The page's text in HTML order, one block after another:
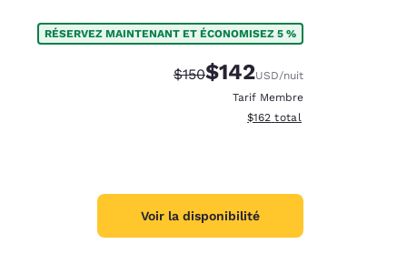
RÉSERVEZ MAINTENANT ET ÉCONOMISEZ 5 %
Tarif barré :
$150Tarif réduit :
$142USD/nuit
Tarif Membre
Afficher les détails du total
$162 total
Voir la disponibilité